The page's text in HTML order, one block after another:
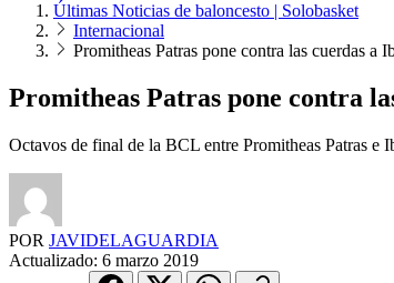
Últimas Noticias de baloncesto | Solobasket
Internacional
Promitheas Patras pone contra las cuerdas a
Promitheas Patras pone contra
Octavos de final de la BCL entre Promitheas Patras e
POR JAVIDELAGUARDIA
Actualizado: 6 marzo 2019